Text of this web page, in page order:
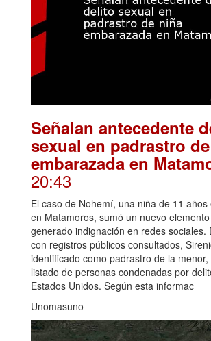
Señalan antecedente
sexual en padrastro
embarazada en
20:43
El caso de Nohemí, una niña de 11 años
en Matamoros, sumó un nuevo
generado indignación en redes sociales.
con registros públicos consultados,
identificado como padrastro de la
listado de personas condenadas por
Estados Unidos. Según esta informac
Unomasuno